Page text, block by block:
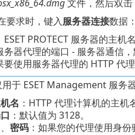
文件，然后双击
要求时，键入服务器连接数据：
ESET PROTECT 服务器的主机
务器代理的端口 - 服务器通信，
要使用服务器代理的 HTTP 代
于 ESET Management 服务
名 ：HTTP 代理计算机的主机
：默认值为 3128。
、 密码：如果您的代理使用身份